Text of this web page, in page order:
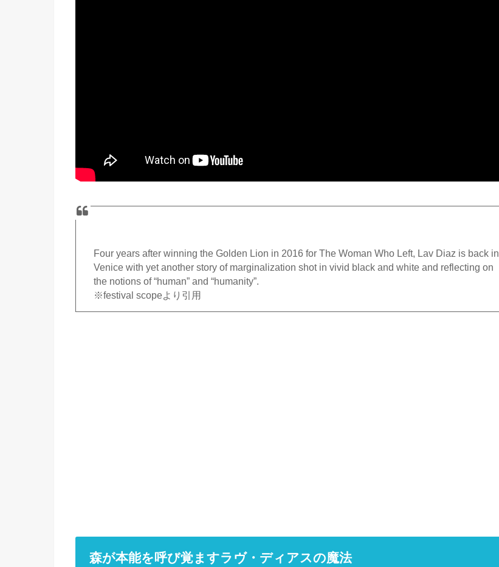
Four years after winning the Golden Lion in 2016 for The Woman Who Left, Lav Diaz is back in
Venice with yet another story of marginalization shot in vivid black and white and reflecting on
the notions of “human” and “humanity”.
※festival scopeより引用
森が本能を呼び覚ますラヴ・ディアスの魔法